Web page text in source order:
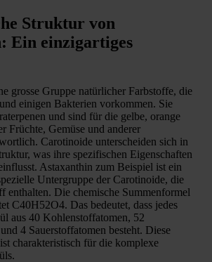
Struktur von
Ein einzigartiges
grosse Gruppe natürlicher Farbstoffe, die
einigen Bakterien vorkommen. Sie
und sind für die gelbe, orange
Früchte, Gemüse und anderer
Carotinoide unterscheiden sich in
was ihre spezifischen Eigenschaften
Astaxanthin zum Beispiel ist ein
Untergruppe der Carotinoide, die
enthalten. Die chemische Summenformel
C40H52O4. Das bedeutet, dass jedes
aus 40 Kohlenstoffatomen, 52
4 Sauerstoffatomen besteht. Diese
charakteristisch für die komplexe